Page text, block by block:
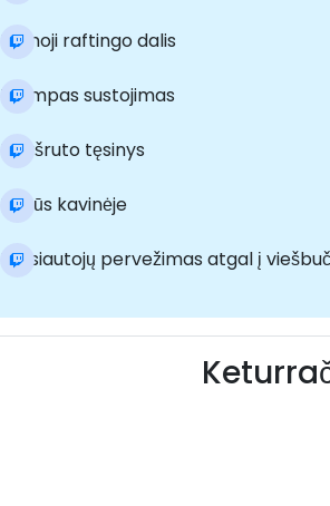
Pirmoji raftingo dalis
Trumpas sustojimas
Maršruto tęsinys
Pietūs kavinėje
Poilsiautojų pervežimas atgal į